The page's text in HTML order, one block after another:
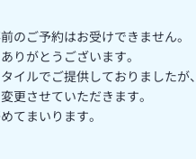
のご予約はお受けできません。
りがとうございます。
イルでご提供しておりましたが、
更させていただきます。
てまいります。